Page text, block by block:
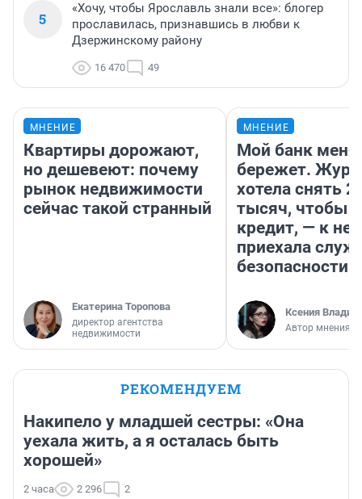
5
«Хочу, чтобы Ярославль знали все»: блогер
прославилась, признавшись в любви к
Дзержинскому району
16 470 49
МНЕНИЕ
Квартиры дорожают,
но дешевеют: почему
рынок недвижимости
сейчас такой странный
Екатерина Торопова
директор агентства
недвижимости
МНЕНИЕ
Мой банк меня
бережет.
хотела снять
тысяч, чтобы
кредит, — к
приехала
безопасности
Ксения
Автор мнения
РЕКОМЕНДУЕМ
Накипело у младшей сестры: «Она
уехала жить, а я осталась быть
хорошей»
2 часа 2 296 2